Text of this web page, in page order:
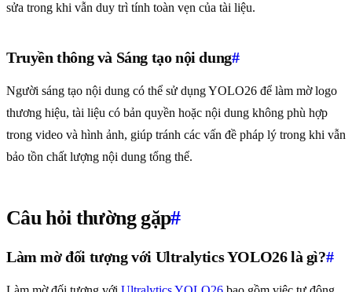
sửa trong khi vẫn duy trì tính toàn vẹn của tài liệu.
Truyền thông và Sáng tạo nội dung#
Người sáng tạo nội dung có thể sử dụng YOLO26 để làm mờ logo
thương hiệu, tài liệu có bản quyền hoặc nội dung không phù hợp
trong video và hình ảnh, giúp tránh các vấn đề pháp lý trong khi vẫn
bảo tồn chất lượng nội dung tổng thể.
Câu hỏi thường gặp#
Làm mờ đối tượng với Ultralytics YOLO26 là gì?#